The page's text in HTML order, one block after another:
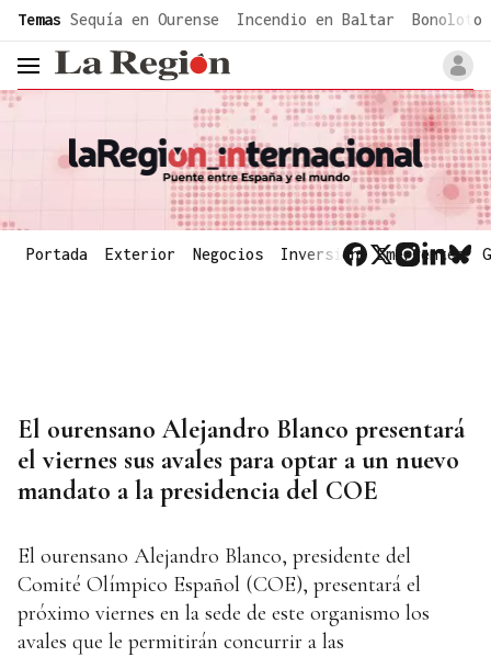
common.go-to-content
Temas Sequía en Ourense Incendio en Baltar Bonoloto
header.menu.open
Portada Exterior Negocios Inversión Emergentes
El ourensano Alejandro Blanco presentará
el viernes sus avales para optar a un nuevo
mandato a la presidencia del COE
El ourensano Alejandro Blanco, presidente del
Comité Olímpico Español (COE), presentará el
próximo viernes en la sede de este organismo los
avales que le permitirán concurrir a las